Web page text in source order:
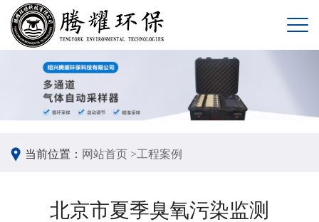
当前位置： 网站首页 >工程案例
北京市夏季臭氧污染监测